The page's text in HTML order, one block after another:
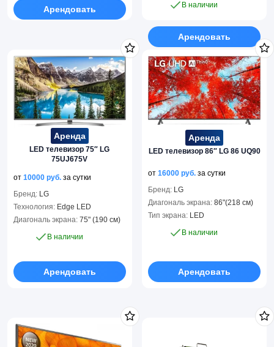
Арендовать
В наличии
Арендовать
Аренда
LED телевизор 75″ LG
75UJ675V
от 10000 руб. за сутки
Бренд: LG
Технология: Edge LED
Диагональ экрана: 75" (190 см)
В наличии
Арендовать
Аренда
LED телевизор 86″ LG 86 UQ90
от16000руб. за сутки
Бренд: LG
Диагональ экрана: 86"(218 см)
Тип экрана: LED
В наличии
Арендовать